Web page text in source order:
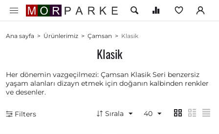
Ana sayfa > Ürünlerimiz > Çamsan > Klasik
Klasik
Her dönemin vazgeçilmezi: Çamsan Klasik Seri benzersiz
yaşam alanları dizayn etmek için doğanın kalbinden renkler
ve desenler.
Filters Sırala 40